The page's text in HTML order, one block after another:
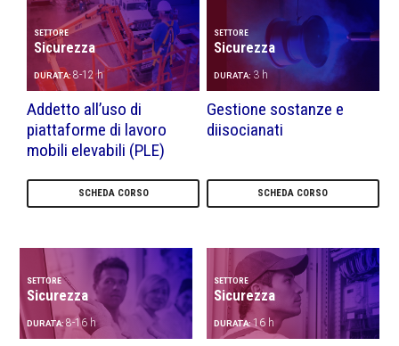
SETTORE
Sicurezza
DURATA:8-12 h
Addetto all’uso di
piattaforme di lavoro
mobili elevabili (PLE)
SCHEDA CORSO
SETTORE
Sicurezza
DURATA:3 h
Gestione sostanze e
diisocianati
SCHEDA CORSO
SETTORE
Sicurezza
DURATA:8-16 h
SETTORE
Sicurezza
DURATA:16 h